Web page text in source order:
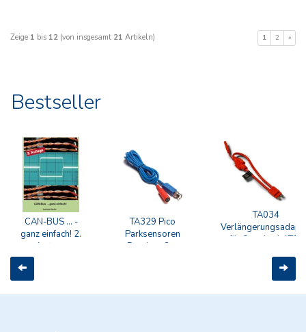
Zeige 1 bis 12 (von insgesamt 21 Artikeln) 1 2 »
Bestseller
CAN-BUS ... -
ganz einfach! 2.
Auflage
TA329 Pico
Parksensoren
Detektor 2 m
TA034
für Standard-ATC-
Zurück